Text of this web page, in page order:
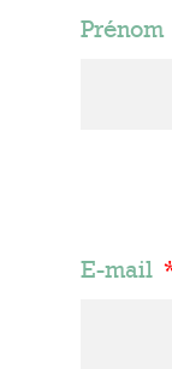
Prénom
E-mail